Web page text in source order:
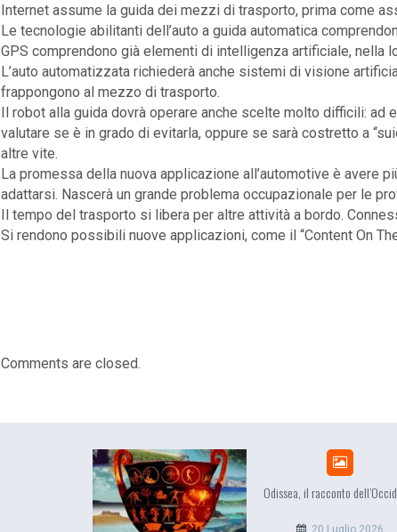
Internet assume la guida dei mezzi di trasporto, prima come
Le tecnologie abilitanti dell’auto a guida automatica
GPS comprendono già elementi di intelligenza artificiale, nella
L’auto automatizzata richiederà anche sistemi di visione
frappongono al mezzo di trasporto.
Il robot alla guida dovrà operare anche scelte molto difficili:
valutare se è in grado di evitarla, oppure se sarà costretto a
altre vite.
La promessa della nuova applicazione all’automotive è avere
adattarsi. Nascerà un grande problema occupazionale per le
Il tempo del trasporto si libera per altre attività a bordo.
Si rendono possibili nuove applicazioni, come il “Content On
Comments are closed.
Odissea, il racconto dell’Occidente
20 Luglio 2026